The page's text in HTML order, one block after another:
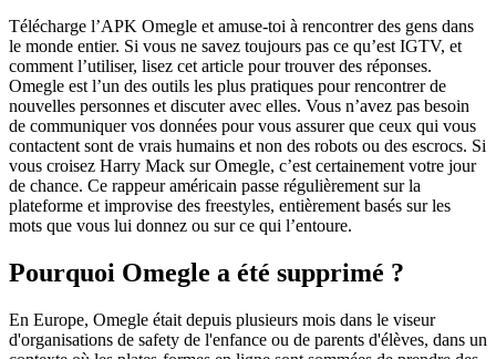
Télécharge l’APK Omegle et amuse-toi à rencontrer des gens dans
le monde entier. Si vous ne savez toujours pas ce qu’est IGTV, et
comment l’utiliser, lisez cet article pour trouver des réponses.
Omegle est l’un des outils les plus pratiques pour rencontrer de
nouvelles personnes et discuter avec elles. Vous n’avez pas besoin
de communiquer vos données pour vous assurer que ceux qui vous
contactent sont de vrais humains et non des robots ou des escrocs. Si
vous croisez Harry Mack sur Omegle, c’est certainement votre jour
de chance. Ce rappeur américain passe régulièrement sur la
plateforme et improvise des freestyles, entièrement basés sur les
mots que vous lui donnez ou sur ce qui l’entoure.
Pourquoi Omegle a été supprimé ?
En Europe, Omegle était depuis plusieurs mois dans le viseur
d'organisations de safety de l'enfance ou de parents d'élèves, dans un